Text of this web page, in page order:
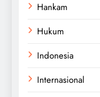
Hankam
Hukum
Indonesia
Internasional